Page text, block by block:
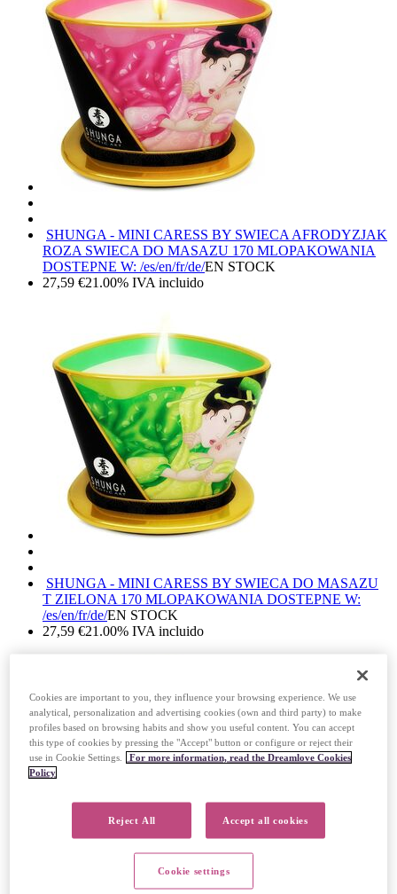
SHUNGA - MINI CARESS BY SWIECA AFRODYZJAK
ROZA SWIECA DO MASAZU 170 MLOPAKOWANIA
DOSTEPNE W: /es/en/fr/de/EN STOCK
27,59 €21.00% IVA incluido
SHUNGA - MINI CARESS BY SWIECA DO MASAZU
T ZIELONA 170 MLOPAKOWANIA DOSTEPNE W:
/es/en/fr/de/EN STOCK
27,59 €21.00% IVA incluido
Cookies are important to you, they influence your browsing experience. We use
analytical, personalization and advertising cookies (own and third party) to make
profiles based on browsing habits and show you useful content. You can accept
this type of cookies by pressing the "Accept" button or configure or reject their
use in Cookie Settings.
For more information, read the Dreamlove Cookies
Policy
Reject All Accept all cookies
Cookie settings